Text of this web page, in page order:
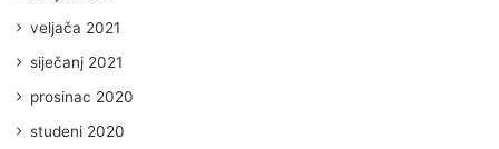
veljača 2021
siječanj 2021
prosinac 2020
studeni 2020